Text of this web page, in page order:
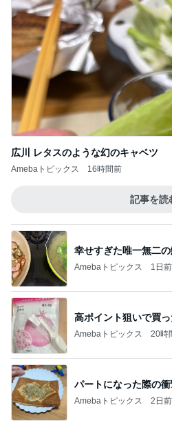
広川 レタスのような幻のキャベツ
Amebaトピックス 16時間前
記事を読
幸せすぎた唯一無二
Amebaトピックス 1日前
高ポイント狙いで買
Amebaトピックス 20時
パートになった際の
Amebaトピックス 2日前